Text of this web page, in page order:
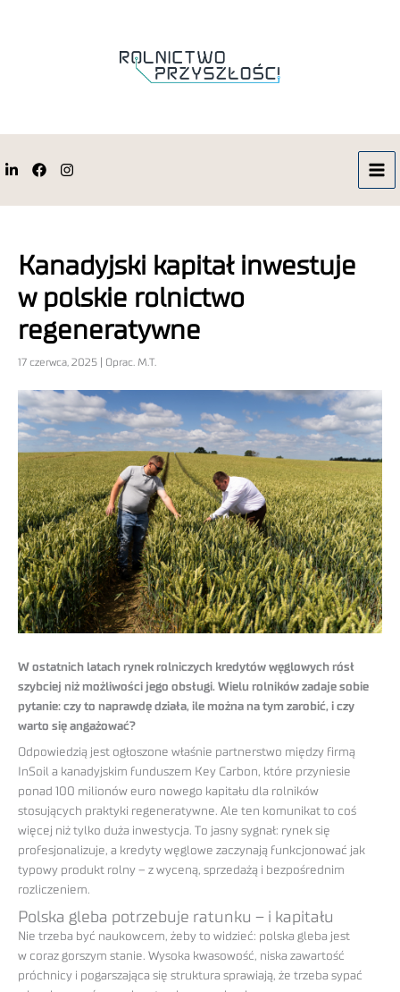
Kanadyjski kapitał inwestuje
w polskie rolnictwo
regeneratywne
17 czerwca, 2025 | Oprac. M.T.
W ostatnich latach rynek rolniczych kredytów węglowych rósł
szybciej niż możliwości jego obsługi. Wielu rolników zadaje sobie
pytanie: czy to naprawdę działa, ile można na tym zarobić, i czy
warto się angażować?
Odpowiedzią jest ogłoszone właśnie partnerstwo między firmą
InSoil a kanadyjskim funduszem Key Carbon, które przyniesie
ponad 100 milionów euro nowego kapitału dla rolników
stosujących praktyki regeneratywne. Ale ten komunikat to coś
więcej niż tylko duża inwestycja. To jasny sygnał: rynek się
profesjonalizuje, a kredyty węglowe zaczynają funkcjonować jak
typowy produkt rolny – z wyceną, sprzedażą i bezpośrednim
rozliczeniem.
Polska gleba potrzebuje ratunku – i kapitału
Nie trzeba być naukowcem, żeby to widzieć: polska gleba jest
w coraz gorszym stanie. Wysoka kwasowość, niska zawartość
próchnicy i pogarszająca się struktura sprawiają, że trzeba sypać